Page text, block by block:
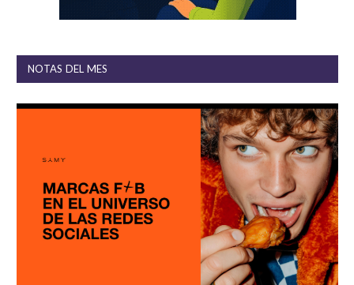
NOTAS DEL MES